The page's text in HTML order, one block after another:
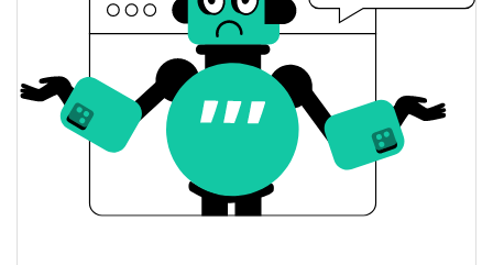
Mínimo/máximo de ayer $3,6494225 / $3,6513645
Apertura/cierre de ayer $3,6513645 / $3,6494225
Cambio de ayer 0.01%
Volumen de ayer $1.820.107,5